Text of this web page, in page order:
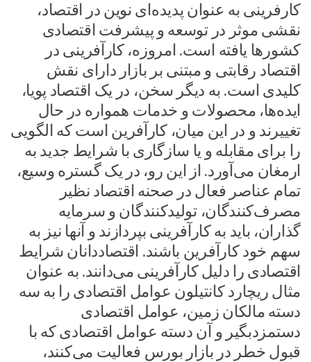
کارفرینی به عنوان پدیده‌ای نوین در اقتصاد،
نقشی موثر در توسعه و پیشرفت اقتصادی
کشورها یافته است. امروزه، کارآفرینی در
اقتصاد رقابتی و مبتنی بر بازار دارای نقش
کلیدی است. به دیگر سخن، در یک اقتصاد پویا،
ایده‌ها، محصولات و خدمات همواره در حال
تغییرند و در این میان، کارآفرین است که الگویی
را برای مقابله و یا سازگاری با شرایط جدید به
ارمغان می‌آورد. از این رو، در یک گستره وسیع،
تمام عناصر فعال در صحنه اقتصاد نظیر
مصرف‌کنندگان، تولیدکنندگان و سرمایه
گذاران، باید به کارآفرینی بپردازند و آنها نیز به
سهم خود کارآفرین باشند. اقتصاددانان شرایط
اقتصادی را دلیل کارآفرینی می‌دانند. به عنوان
مثال ریچارد کانتیلون عوامل اقتصادی را به سه
دسته مالکان زمین، عوامل اقتصادی
دستمزدبگیر و آن دسته عوامل اقتصادی که با
قبول خطر در بازار بورس فعالیت می‌کنند،